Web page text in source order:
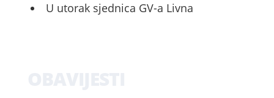
U utorak sjednica GV-a Livna